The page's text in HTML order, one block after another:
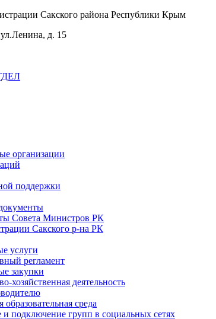
Сакского района Республики Крым
д. 15
организации
поддержки
Совета Министров РК
Сакского р-на РК
услуги
регламент
закупки
хозяйственная деятельность
среда
и подключение групп в социальных сетях